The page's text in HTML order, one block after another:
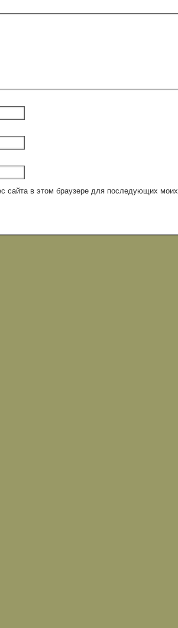
сайта в этом браузере для последующих моих